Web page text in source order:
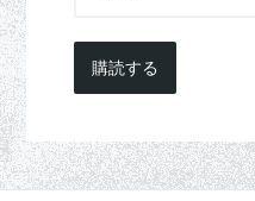
購読する